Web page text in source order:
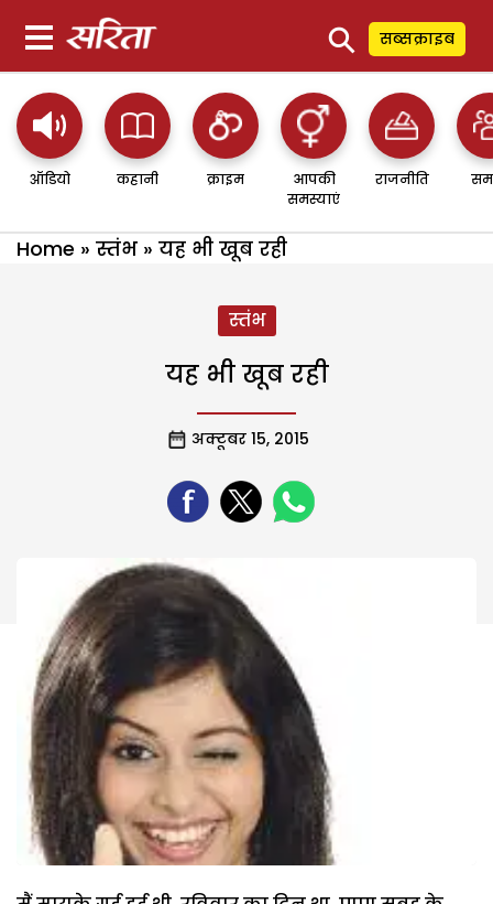
⚲ सब्सक्राइब
ऑडियो कहानी क्राइम
आपकी
समस्याएं
राजनीति
Home » स्तंभ » यह भी खूब रही
स्तंभ
यह भी खूब रही
अक्टूबर 15, 2015